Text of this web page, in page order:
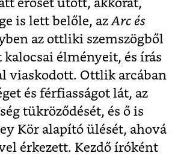
erőset ütött, akkorát,
is lett belőle, azArc és
az ottliki szemszögből
kalocsai élményeit, és írás
viaskodott. Ottlik arcában
és férfiasságot lát, az
tükröződését, és ő is
Kör alapító ülését, ahová
érkezett. Kezdő íróként